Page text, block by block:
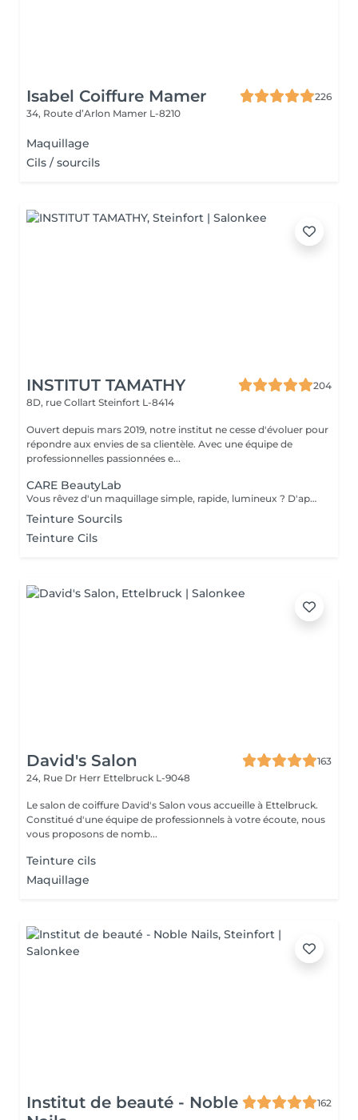
Isabel Coiffure Mamer
226
34, Route d’Arlon Mamer L-8210
Maquillage
Cils / sourcils
INSTITUT TAMATHY
204
8D, rue Collart Steinfort L-8414
Ouvert depuis mars 2019, notre institut ne cesse d'évoluer pour
répondre aux envies de sa clientèle. Avec une équipe de
professionnelles passionnées e...
CARE BeautyLab
Vous rêvez d'un maquillage simple, rapide, lumineux ? D'apprendre enfin les bons gestes sans vous compliquer la vie ? Le Beauty Lab est fait pour vous. Un teint frais. Une touche de couleur. Un éclat subtil. On ne saura pas que vous êtes maquillée Mais tout le monde verra que vous rayonnez Pour toutes celles qui veulent : un maquillage léger mais efficace gagner du temps le matin comprendre enfin ce qui leur va un atelier simple, inspirant et 100% pratique OFFRE DE LANCEMENT OFFERT JUSQU'AU 31 DÉCEMBRE 2025
Teinture Sourcils
Teinture Cils
David's Salon
163
24, Rue Dr Herr Ettelbruck L-9048
Le salon de coiffure David's Salon vous accueille à Ettelbruck.
Constitué d'une équipe de professionnels à votre écoute, nous
vous proposons de nomb...
Teinture cils
Maquillage
Institut de beauté - Noble
162